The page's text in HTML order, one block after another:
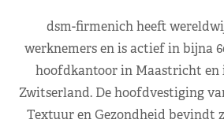
dsm-firmenich heeft
werknemers en is actief in bijna
hoofdkantoor in Maastricht en
Zwitserland. De hoofdvestiging
Textuur en Gezondheid bevindt